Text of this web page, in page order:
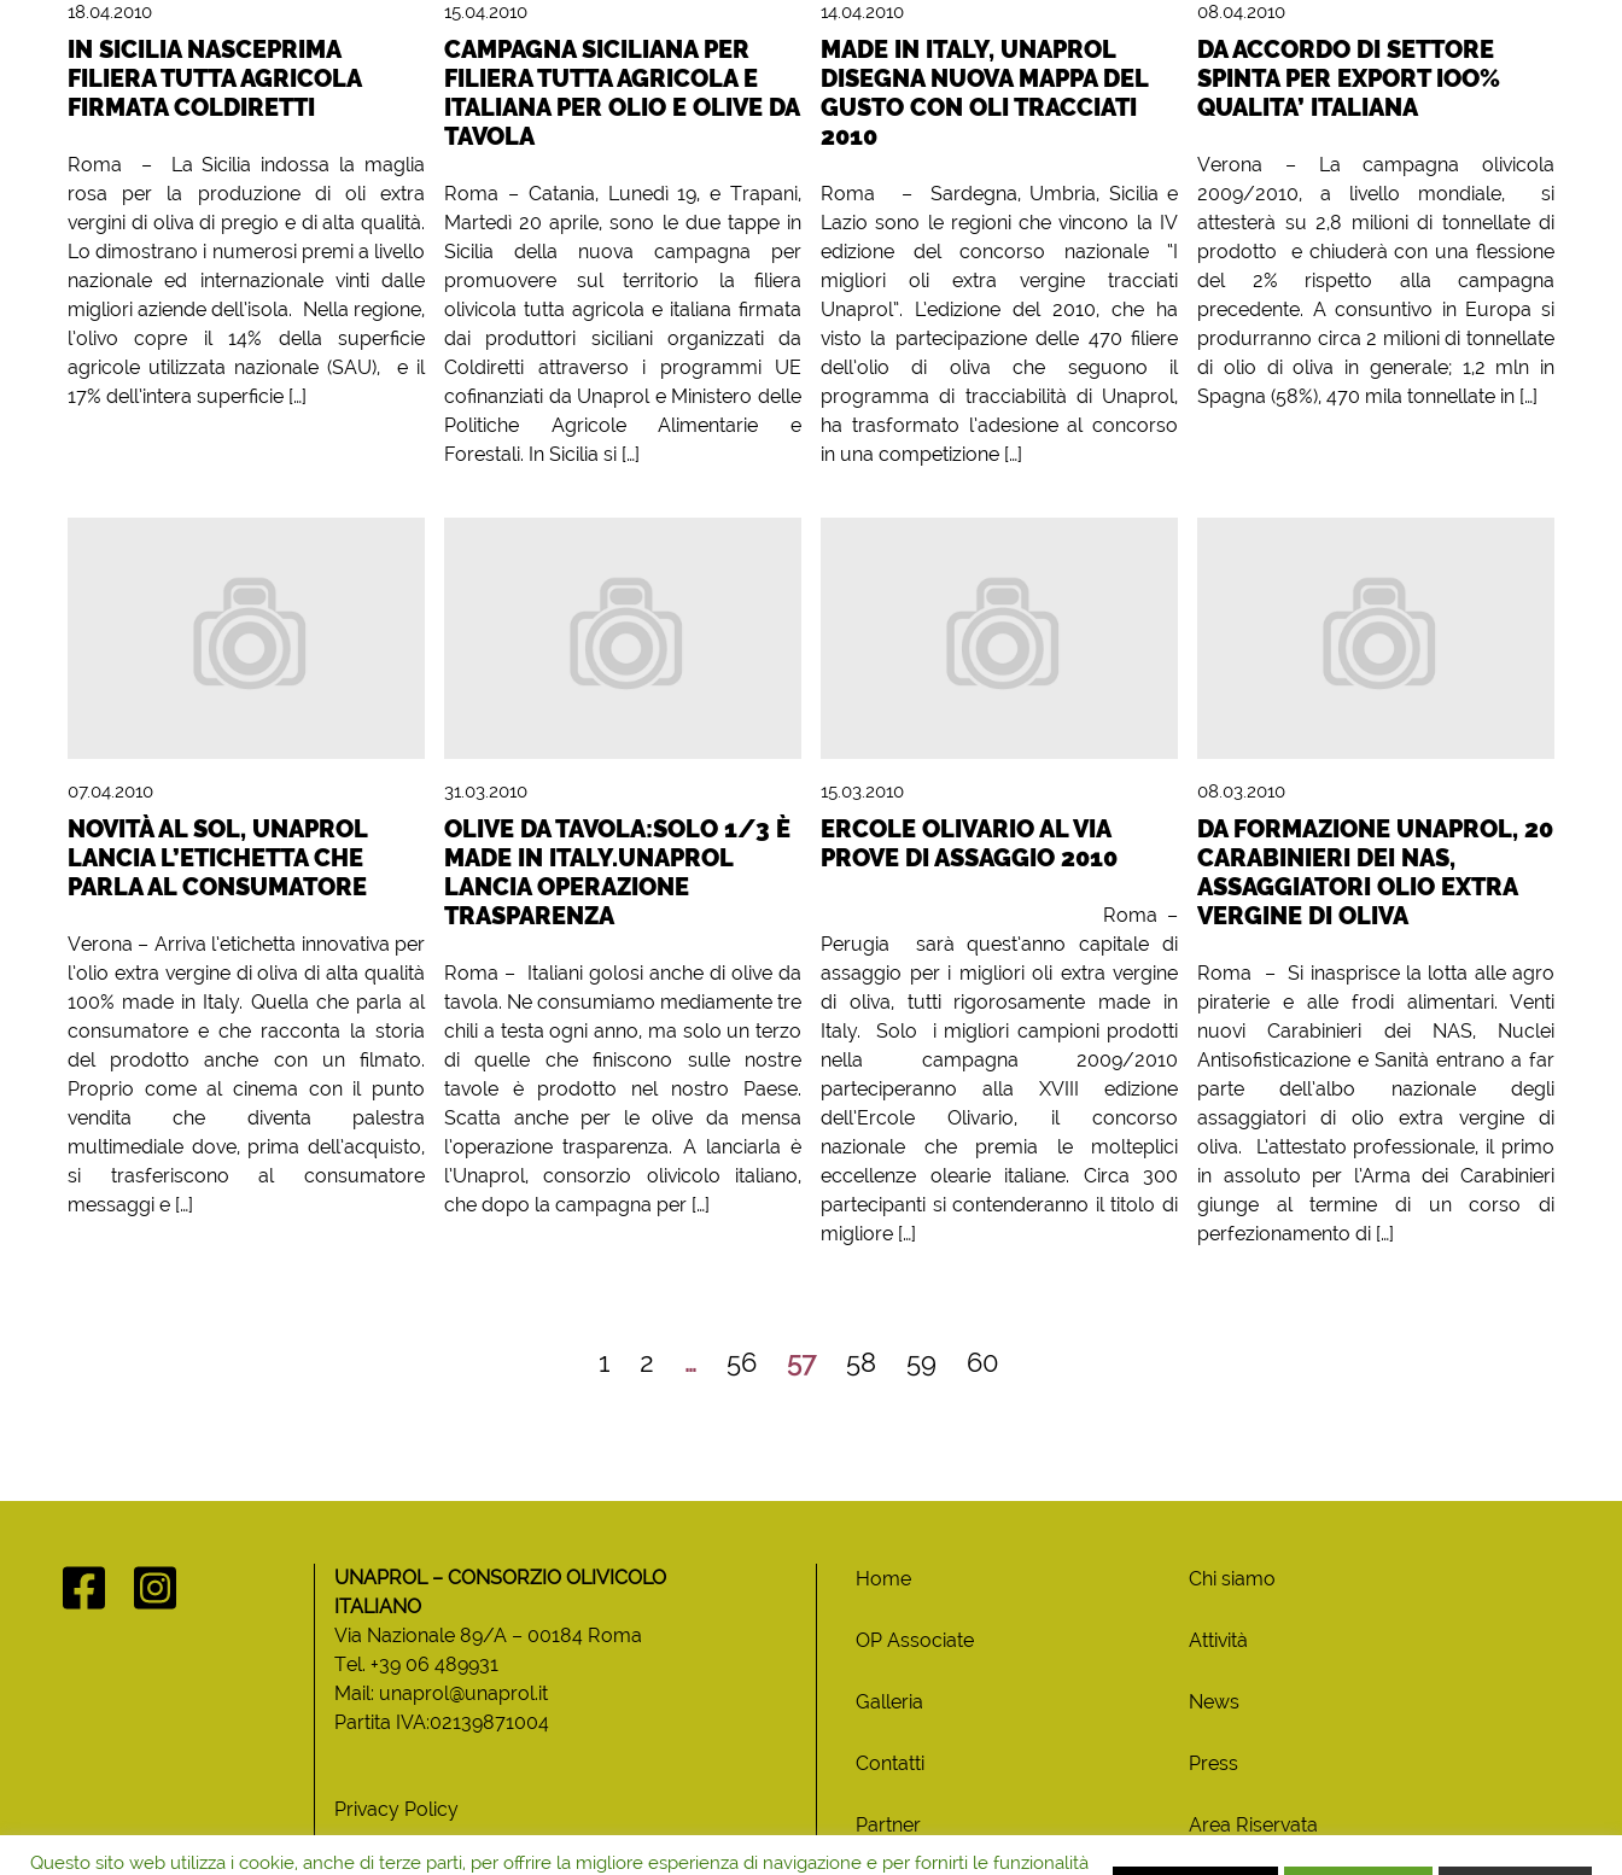
18.04.2010
IN SICILIA NASCEPRIMA
FILIERA TUTTA AGRICOLA
FIRMATA COLDIRETTI
Roma – La Sicilia indossa la maglia
rosa per la produzione di oli extra
vergini di oliva di pregio e di alta qualità.
Lo dimostrano i numerosi premi a livello
nazionale ed internazionale vinti dalle
migliori aziende dell’isola. Nella regione,
l’olivo copre il 14% della superficie
agricole utilizzata nazionale (SAU), e il
17% dell’intera superficie […]
15.04.2010
CAMPAGNA SICILIANA PER
FILIERA TUTTA AGRICOLA E
ITALIANA PER OLIO E OLIVE DA
TAVOLA
Roma – Catania, Lunedì 19, e Trapani,
Martedì 20 aprile, sono le due tappe in
Sicilia della nuova campagna per
promuovere sul territorio la filiera
olivicola tutta agricola e italiana firmata
dai produttori siciliani organizzati da
Coldiretti attraverso i programmi UE
cofinanziati da Unaprol e Ministero delle
Politiche Agricole Alimentarie e
Forestali. In Sicilia si […]
14.04.2010
MADE IN ITALY, UNAPROL
DISEGNA NUOVA MAPPA DEL
GUSTO CON OLI TRACCIATI
2010
Roma – Sardegna, Umbria, Sicilia e
Lazio sono le regioni che vincono la IV
edizione del concorso nazionale “I
migliori oli extra vergine tracciati
Unaprol”. L’edizione del 2010, che ha
visto la partecipazione delle 470 filiere
dell’olio di oliva che seguono il
programma di tracciabilità di Unaprol,
ha trasformato l’adesione al concorso
in una competizione […]
08.04.2010
DA ACCORDO DI SETTORE
SPINTA PER EXPORT IOO%
QUALITA’ ITALIANA
Verona – La campagna olivicola
2009/2010, a livello mondiale, si
attesterà su 2,8 milioni di tonnellate di
prodotto e chiuderà con una flessione
del 2% rispetto alla campagna
precedente. A consuntivo in Europa si
produrranno circa 2 milioni di tonnellate
di olio di oliva in generale; 1,2 mln in
Spagna (58%), 470 mila tonnellate in […]
07.04.2010
NOVITÀ AL SOL, UNAPROL
LANCIA L’ETICHETTA CHE
PARLA AL CONSUMATORE
Verona – Arriva l’etichetta innovativa per
l’olio extra vergine di oliva di alta qualità
100% made in Italy. Quella che parla al
consumatore e che racconta la storia
del prodotto anche con un filmato.
Proprio come al cinema con il punto
vendita che diventa palestra
multimediale dove, prima dell’acquisto,
si trasferiscono al consumatore
messaggi e […]
31.03.2010
OLIVE DA TAVOLA:SOLO 1/3 È
MADE IN ITALY.UNAPROL
LANCIA OPERAZIONE
TRASPARENZA
Roma – Italiani golosi anche di olive da
tavola. Ne consumiamo mediamente tre
chili a testa ogni anno, ma solo un terzo
di quelle che finiscono sulle nostre
tavole è prodotto nel nostro Paese.
Scatta anche per le olive da mensa
l’operazione trasparenza. A lanciarla è
l’Unaprol, consorzio olivicolo italiano,
che dopo la campagna per […]
15.03.2010
ERCOLE OLIVARIO AL VIA
PROVE DI ASSAGGIO 2010
Roma –
Perugia sarà quest’anno capitale di
assaggio per i migliori oli extra vergine
di oliva, tutti rigorosamente made in
Italy. Solo i migliori campioni prodotti
nella campagna 2009/2010
parteciperanno alla XVIII edizione
dell’Ercole Olivario, il concorso
nazionale che premia le molteplici
eccellenze olearie italiane. Circa 300
partecipanti si contenderanno il titolo di
migliore […]
08.03.2010
DA FORMAZIONE UNAPROL, 20
CARABINIERI DEI NAS,
ASSAGGIATORI OLIO EXTRA
VERGINE DI OLIVA
Roma – Si inasprisce la lotta alle agro
piraterie e alle frodi alimentari. Venti
nuovi Carabinieri dei NAS, Nuclei
Antisofisticazione e Sanità entrano a far
parte dell’albo nazionale degli
assaggiatori di olio extra vergine di
oliva. L’attestato professionale, il primo
in assoluto per l’Arma dei Carabinieri
giunge al termine di un corso di
perfezionamento di […]
1 2 … 56 57 58 59 60
UNAPROL – CONSORZIO OLIVICOLO
ITALIANO
Via Nazionale 89/A – 00184 Roma
Tel. +39 06 489931
Mail: unaprol@unaprol.it
Partita IVA:02139871004
Privacy Policy
Home Chi siamo
OP Associate Attività
Galleria News
Contatti Press
Partner Area Riservata
Questo sito web utilizza i cookie, anche di terze parti, per offrire la migliore esperienza di navigazione e per fornirti le funzionalità